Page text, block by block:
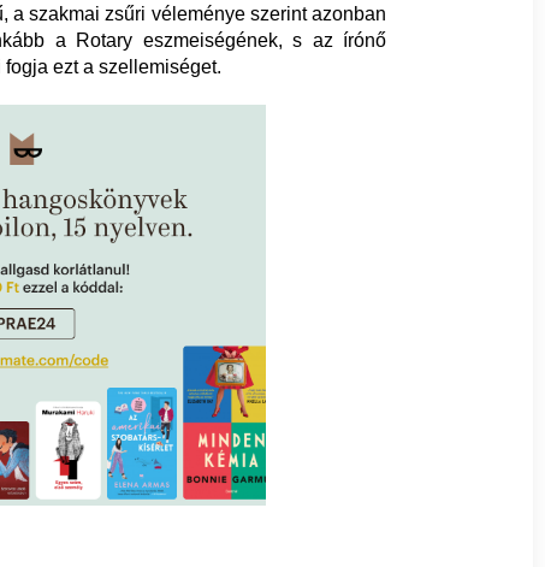
a szakmai zsűri véleménye szerint azonban
a Rotary eszmeiségének, s az írónő
ezt a szellemiséget.